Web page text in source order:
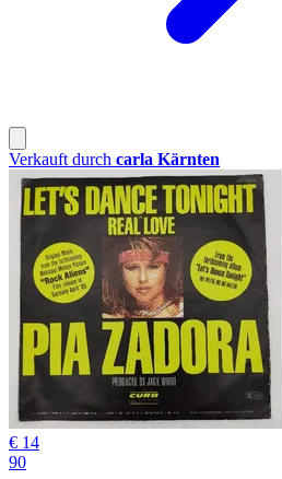
Verkauft durch carla Kärnten
€ 14
90